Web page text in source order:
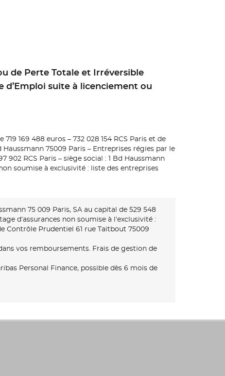
de Perte Totale et Irréversible
d’Emploi suite à licenciement ou
169 488 euros – 732 028 154 RCS Paris et de
Haussmann 75009 Paris – Entreprises régies par le
902 RCS Paris – siège social : 1 Bd Haussmann
soumise à exclusivité : liste des entreprises
75 009 Paris, SA au capital de 529 548
d’assurances non soumise à l’exclusivité :
Contrôle Prudentiel 61 rue Taitbout 75009
vos remboursements. Frais de gestion de
Personal Finance, possible dès 6 mois de